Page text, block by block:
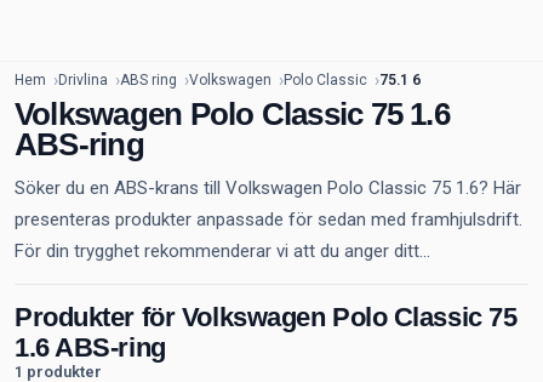
Hem Drivlina ABS ring Volkswagen Polo Classic 75.1 6
Volkswagen Polo Classic 75 1.6
ABS-ring
Söker du en ABS-krans till Volkswagen Polo Classic 75 1.6? Här
presenteras produkter anpassade för sedan med framhjulsdrift.
För din trygghet rekommenderar vi att du anger ditt...
Produkter för Volkswagen Polo Classic 75
1.6 ABS-ring
1 produkter